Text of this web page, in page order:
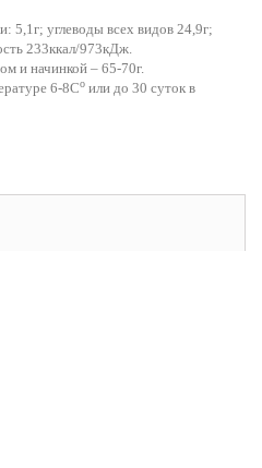
5,1г; углеводы всех видов 24,9г;
233ккал/973кДж.
и начинкой – 65-70г.
6-8Сo или до 30 суток в